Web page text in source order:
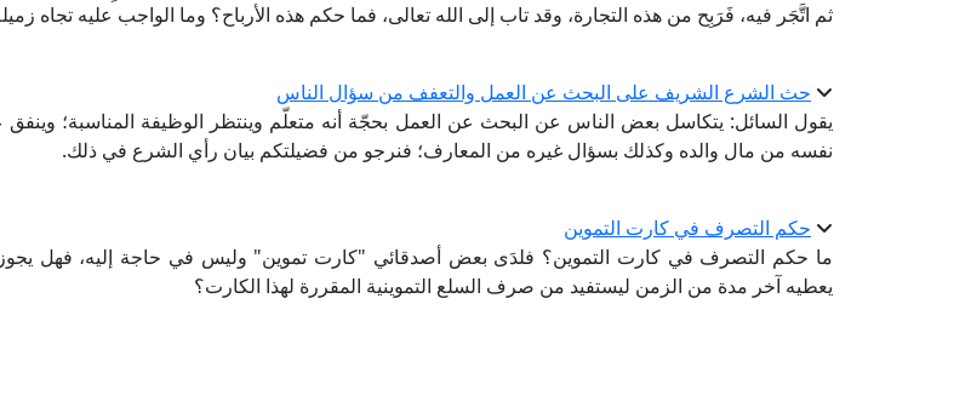
ثم اتَّجَر فيه، فَرَبِح من هذه التجارة، وقد تاب إلى الله تعالى، فما حكم هذه الأرباح؟ وما الواجب عليه تجاه
حث الشرع الشريف على البحث عن العمل والتعفف من سؤال الناس
يقول السائل: يتكاسل بعض الناس عن البحث عن العمل بحجّة أنه متعلّم وينتظر الوظيفة المناسبة؛
نفسه من مال والده وكذلك بسؤال غيره من المعارف؛ فنرجو من فضيلتكم بيان رأي الشرع في ذلك.
حكم التصرف في كارت التموين
ما حكم التصرف في كارت التموين؟ فلدَى بعض أصدقائي "كارت تموين" وليس في حاجة إليه، فهل
يعطيه آخر مدة من الزمن ليستفيد من صرف السلع التموينية المقررة لهذا الكارت؟